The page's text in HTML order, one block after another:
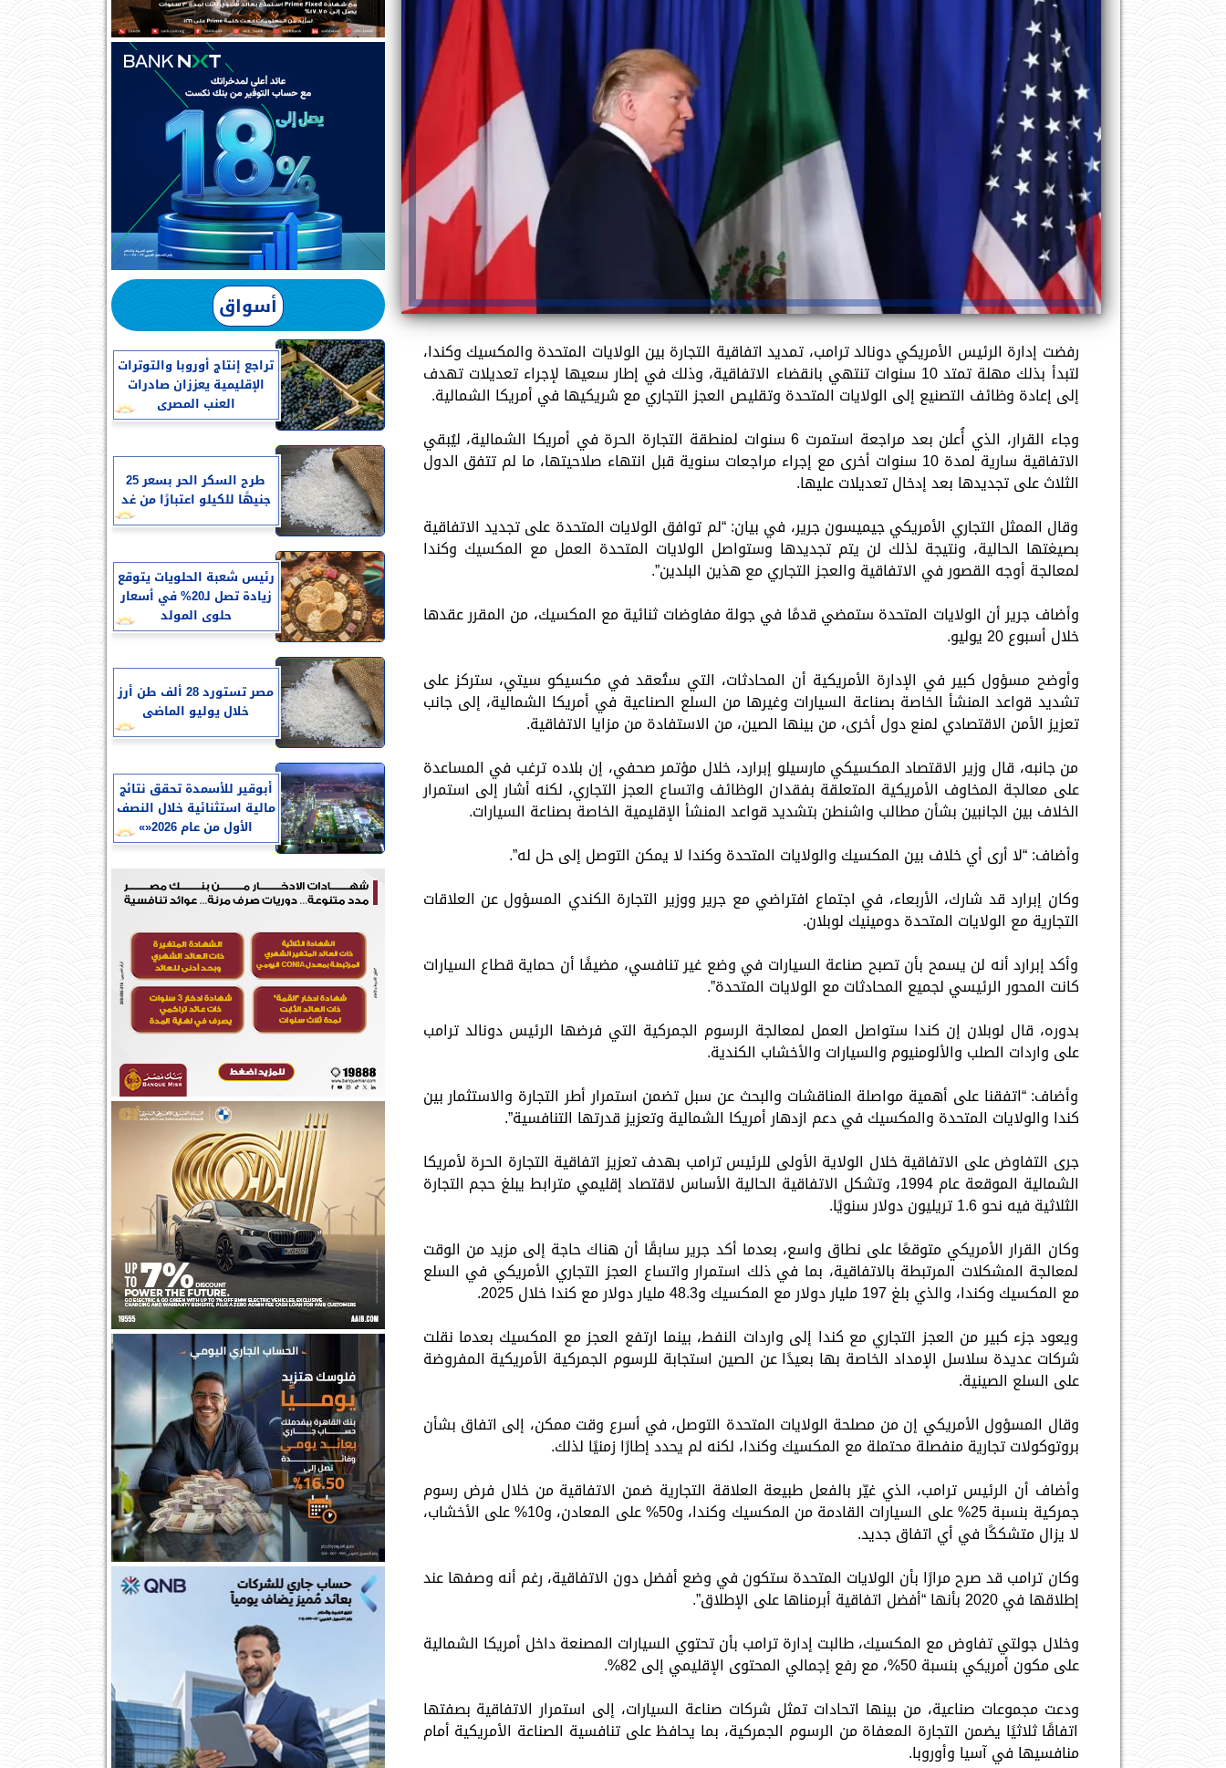
رفضت إدارة الرئيس الأمريكي دونالد ترامب، تمديد اتفاقية التجارة بين الولايات المتحدة والمكسيك وكندا،
لتبدأ بذلك مهلة تمتد 10 سنوات تنتهي بانقضاء الاتفاقية، وذلك في إطار سعيها لإجراء تعديلات تهدف
إلى إعادة وظائف التصنيع إلى الولايات المتحدة وتقليص العجز التجاري مع شريكيها في أمريكا الشمالية.
وجاء القرار، الذي أُعلن بعد مراجعة استمرت 6 سنوات لمنطقة التجارة الحرة في أمريكا الشمالية، ليُبقي
الاتفاقية سارية لمدة 10 سنوات أخرى مع إجراء مراجعات سنوية قبل انتهاء صلاحيتها، ما لم تتفق الدول
الثلاث على تجديدها بعد إدخال تعديلات عليها.
وقال الممثل التجاري الأمريكي جيميسون جرير، في بيان: “لم توافق الولايات المتحدة على تجديد الاتفاقية
بصيغتها الحالية، ونتيجة لذلك لن يتم تجديدها وستواصل الولايات المتحدة العمل مع المكسيك وكندا
لمعالجة أوجه القصور في الاتفاقية والعجز التجاري مع هذين البلدين”.
وأضاف جرير أن الولايات المتحدة ستمضي قدمًا في جولة مفاوضات ثنائية مع المكسيك، من المقرر عقدها
خلال أسبوع 20 يوليو.
وأوضح مسؤول كبير في الإدارة الأمريكية أن المحادثات، التي ستُعقد في مكسيكو سيتي، ستركز على
تشديد قواعد المنشأ الخاصة بصناعة السيارات وغيرها من السلع الصناعية في أمريكا الشمالية، إلى جانب
تعزيز الأمن الاقتصادي لمنع دول أخرى، من بينها الصين، من الاستفادة من مزايا الاتفاقية.
من جانبه، قال وزير الاقتصاد المكسيكي مارسيلو إبرارد، خلال مؤتمر صحفي، إن بلاده ترغب في المساعدة
على معالجة المخاوف الأمريكية المتعلقة بفقدان الوظائف واتساع العجز التجاري، لكنه أشار إلى استمرار
الخلاف بين الجانبين بشأن مطالب واشنطن بتشديد قواعد المنشأ الإقليمية الخاصة بصناعة السيارات.
وأضاف: “لا أرى أي خلاف بين المكسيك والولايات المتحدة وكندا لا يمكن التوصل إلى حل له”.
وكان إبرارد قد شارك، الأربعاء، في اجتماع افتراضي مع جرير ووزير التجارة الكندي المسؤول عن العلاقات
التجارية مع الولايات المتحدة دومينيك لوبلان.
وأكد إبرارد أنه لن يسمح بأن تصبح صناعة السيارات في وضع غير تنافسي، مضيفًا أن حماية قطاع السيارات
كانت المحور الرئيسي لجميع المحادثات مع الولايات المتحدة”.
بدوره، قال لوبلان إن كندا ستواصل العمل لمعالجة الرسوم الجمركية التي فرضها الرئيس دونالد ترامب
على واردات الصلب والألومنيوم والسيارات والأخشاب الكندية.
وأضاف: “اتفقنا على أهمية مواصلة المناقشات والبحث عن سبل تضمن استمرار أطر التجارة والاستثمار بين
كندا والولايات المتحدة والمكسيك في دعم ازدهار أمريكا الشمالية وتعزيز قدرتها التنافسية”.
جرى التفاوض على الاتفاقية خلال الولاية الأولى للرئيس ترامب بهدف تعزيز اتفاقية التجارة الحرة لأمريكا
الشمالية الموقعة عام 1994، وتشكل الاتفاقية الحالية الأساس لاقتصاد إقليمي مترابط يبلغ حجم التجارة
الثلاثية فيه نحو 1.6 تريليون دولار سنويًا.
وكان القرار الأمريكي متوقعًا على نطاق واسع، بعدما أكد جرير سابقًا أن هناك حاجة إلى مزيد من الوقت
لمعالجة المشكلات المرتبطة بالاتفاقية، بما في ذلك استمرار واتساع العجز التجاري الأمريكي في السلع
مع المكسيك وكندا، والذي بلغ 197 مليار دولار مع المكسيك و48.3 مليار دولار مع كندا خلال 2025.
ويعود جزء كبير من العجز التجاري مع كندا إلى واردات النفط، بينما ارتفع العجز مع المكسيك بعدما نقلت
شركات عديدة سلاسل الإمداد الخاصة بها بعيدًا عن الصين استجابة للرسوم الجمركية الأمريكية المفروضة
على السلع الصينية.
وقال المسؤول الأمريكي إن من مصلحة الولايات المتحدة التوصل، في أسرع وقت ممكن، إلى اتفاق بشأن
بروتوكولات تجارية منفصلة محتملة مع المكسيك وكندا، لكنه لم يحدد إطارًا زمنيًا لذلك.
وأضاف أن الرئيس ترامب، الذي غيّر بالفعل طبيعة العلاقة التجارية ضمن الاتفاقية من خلال فرض رسوم
جمركية بنسبة 25% على السيارات القادمة من المكسيك وكندا، و50% على المعادن، و10% على الأخشاب،
لا يزال متشككًا في أي اتفاق جديد.
وكان ترامب قد صرح مرارًا بأن الولايات المتحدة ستكون في وضع أفضل دون الاتفاقية، رغم أنه وصفها عند
إطلاقها في 2020 بأنها “أفضل اتفاقية أبرمناها على الإطلاق”.
وخلال جولتي تفاوض مع المكسيك، طالبت إدارة ترامب بأن تحتوي السيارات المصنعة داخل أمريكا الشمالية
على مكون أمريكي بنسبة 50%، مع رفع إجمالي المحتوى الإقليمي إلى 82%.
ودعت مجموعات صناعية، من بينها اتحادات تمثل شركات صناعة السيارات، إلى استمرار الاتفاقية بصفتها
اتفاقًا ثلاثيًا يضمن التجارة المعفاة من الرسوم الجمركية، بما يحافظ على تنافسية الصناعة الأمريكية أمام
منافسيها في آسيا وأوروبا.
أسواق
تراجع إنتاج أوروبا والتوترات
الإقليمية يعززان صادرات
العنب المصرى
طرح السكر الحر بسعر 25
جنيهًا للكيلو اعتبارًا من غد
رئيس شعبة الحلويات يتوقع
زيادة تصل لـ20% في أسعار
حلوى المولد
مصر تستورد 28 ألف طن أرز
خلال يوليو الماضى
أبوقير للأسمدة تحقق نتائج
مالية استثنائية خلال النصف
الأول من عام 2026«»